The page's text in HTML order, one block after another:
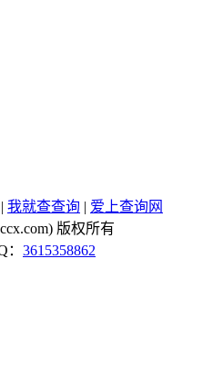
| 我就查查询 | 爱上查询网
版权所有
： 3615358862